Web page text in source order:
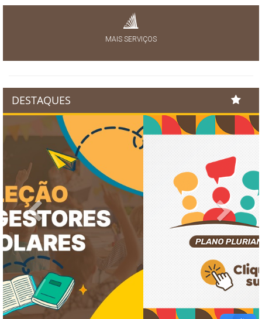
MAIS SERVIÇOS
DESTAQUES
Previous Next